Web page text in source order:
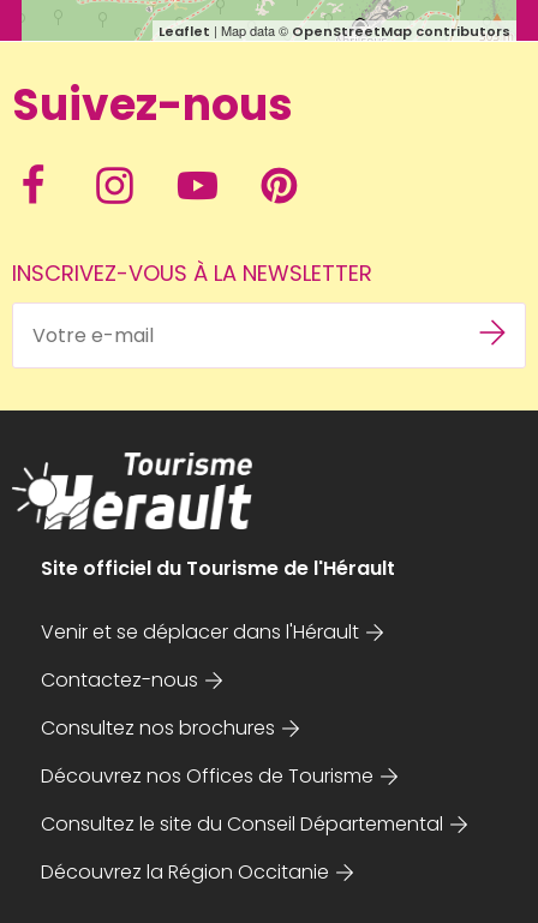
Leaflet | Map data © OpenStreetMap contributors
Suivez-nous
INSCRIVEZ-VOUS À LA NEWSLETTER
Site officiel du Tourisme de l'Hérault
Venir et se déplacer dans l'Hérault
Contactez-nous
Consultez nos brochures
Découvrez nos Offices de Tourisme
Consultez le site du Conseil Départemental
Découvrez la Région Occitanie